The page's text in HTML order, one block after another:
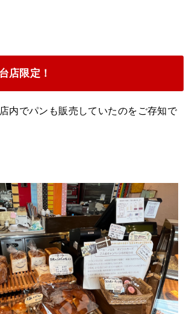
店限定！
内でパンも販売していたのをご存知で